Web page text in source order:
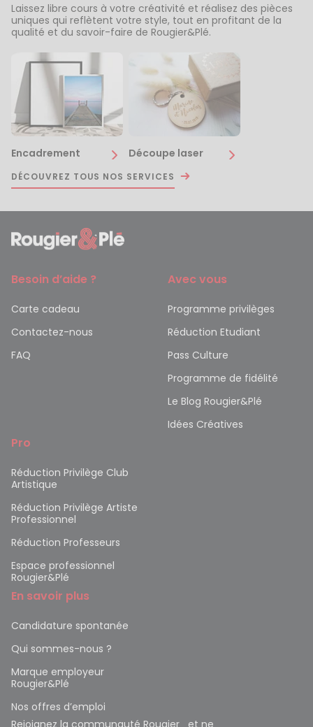
Laissez libre cours à votre créativité et réalisez des pièces
uniques qui reflètent votre style, tout en profitant de la
qualité et du savoir-faire de Rougier&Plé.
Encadrement Découpe laser
DÉCOUVREZ TOUS NOS SERVICES
Besoin d’aide ?
Carte cadeau
Contactez-nous
FAQ
Avec vous
Programme privilèges
Réduction Etudiant
Pass Culture
Programme de fidélité
Le Blog Rougier&Plé
Idées Créatives
Pro
Réduction Privilège Club
Artistique
Réduction Privilège Artiste
Professionnel
Réduction Professeurs
Espace professionnel
Rougier&Plé
En savoir plus
Candidature spontanée
Qui sommes-nous ?
Marque employeur
Rougier&Plé
Nos offres d’emploi